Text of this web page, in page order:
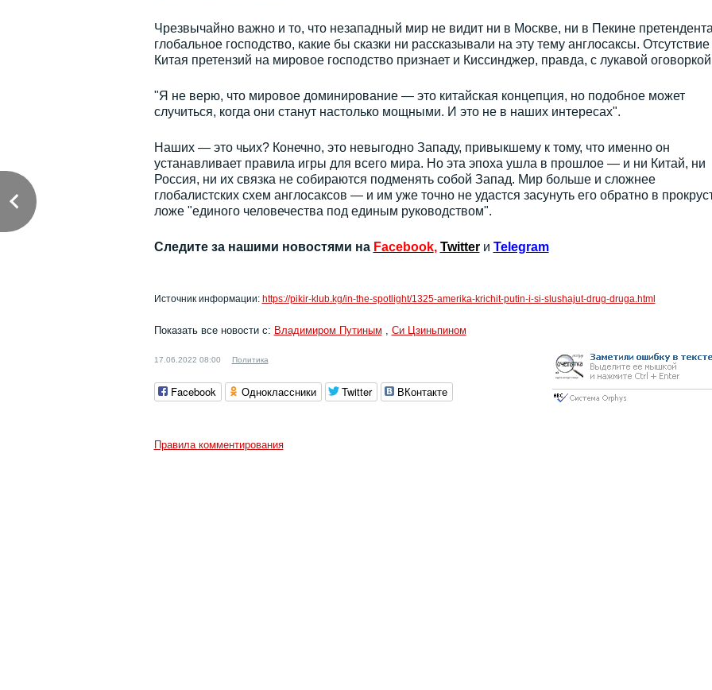
Чрезвычайно важно и то, что незападный мир не видит ни в Москве, ни в Пекине
глобальное господство, какие бы сказки ни рассказывали на эту тему англосаксы. Отсутствие
Китая претензий на мировое господство признает и Киссинджер, правда, с лукавой
"Я не верю, что мировое доминирование — это китайская концепция, но подобное может
случиться, когда они станут настолько мощными. И это не в наших интересах".
Наших — это чьих? Конечно, это невыгодно Западу, привыкшему к тому, что именно он
устанавливает правила игры для всего мира. Но эта эпоха ушла в прошлое — и ни Китай, ни
Россия, ни их связка не собираются подменять собой Запад. Мир больше и сложнее
глобалистских схем англосаксов — и им уже точно не удастся засунуть его обратно в
ложе "единого человечества под единым руководством".
Следите за нашими новостями на Facebook, Twitter и Telegram
Источник информации: https://pikir-klub.kg/in-the-spotlight/1325-amerika-krichit-putin-i-si-slushajut-drug-druga.html
Показать все новости с: Владимиром Путиным , Си Цзиньпином
17.06.2022 08:00 Политика
Facebook Одноклассники Twitter ВКонтакте
Правила комментирования